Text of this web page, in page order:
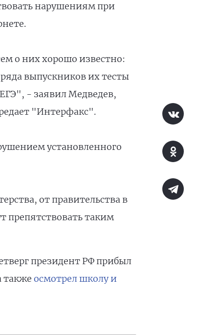
нарушениям при
о них хорошо известно:
выпускников их тесты
- заявил Медведев,
"Интерфакс".
установленного
от правительства в
препятствовать таким
президент РФ прибыл
также осмотрел школу и